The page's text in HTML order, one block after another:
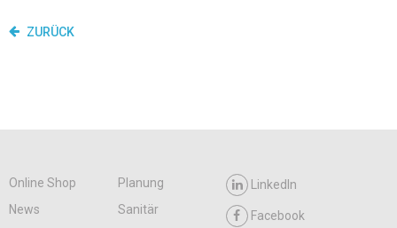
ZURÜCK
Online Shop
Planung
News
Sanitär
LinkedIn
Facebook